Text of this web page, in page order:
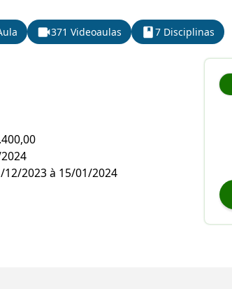
371 Videoaulas 7 Disciplinas
2023 à 15/01/2024